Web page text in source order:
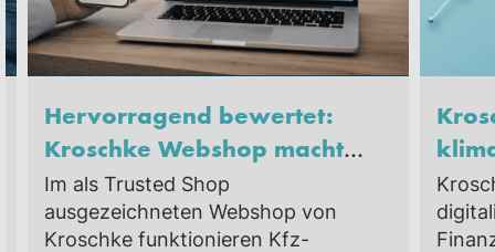
Hervorragend bewertet:
Kroschke Webshop macht
Fahrzeugzulassung einfach,
digital und sicher
Im als Trusted Shop
ausgezeichneten Webshop von
Kroschke funktionieren Kfz-